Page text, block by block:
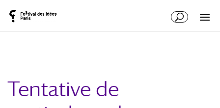
Tentative de